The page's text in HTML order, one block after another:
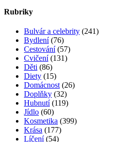
Rubriky
Bulvár a celebrity (241)
Bydlení(76)
Cestování(57)
Cvičení(131)
Děti (86)
Diety (15)
Domácnost (26)
Doplňky (32)
Hubnutí(119)
Jídlo (60)
Kosmetika (399)
Krása (177)
Líčení(54)